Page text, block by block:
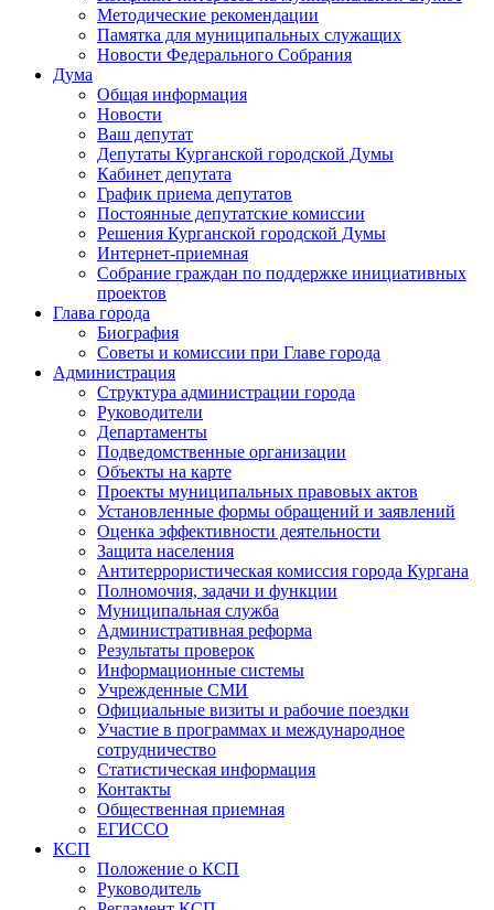
Методические рекомендации
Памятка для муниципальных служащих
Новости Федерального Cобрания
Дума
Общая информация
Новости
Ваш депутат
Депутаты Курганской городской Думы
Кабинет депутата
График приема депутатов
Постоянные депутатские комиссии
Решения Курганской городской Думы
Интернет-приемная
Собрание граждан по поддержке инициативных
проектов
Глава города
Биография
Советы и комиссии при Главе города
Администрация
Структура администрации города
Руководители
Департаменты
Подведомственные организации
Объекты на карте
Проекты муниципальных правовых актов
Установленные формы обращений и заявлений
Оценка эффективности деятельности
Защита населения
Антитеррористическая комиссия города Кургана
Полномочия, задачи и функции
Муниципальная служба
Административная реформа
Результаты проверок
Информационные системы
Учрежденные СМИ
Официальные визиты и рабочие поездки
Участие в программах и международное
сотрудничество
Статистическая информация
Контакты
Общественная приемная
ЕГИССО
КСП
Положение о КСП
Руководитель